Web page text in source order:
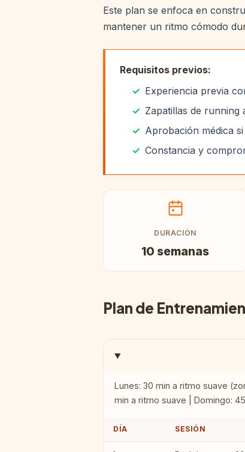
Este plan se enfoca en
mantener un ritmo cómodo
Requisitos previos:
Experiencia previa
Zapatillas de running
Aprobación médica
Constancia y
DURACIÓN
10 semanas
Plan de
Lunes: 30 min a ritmo suave
min a ritmo suave | Domingo:
DÍA SESIÓN